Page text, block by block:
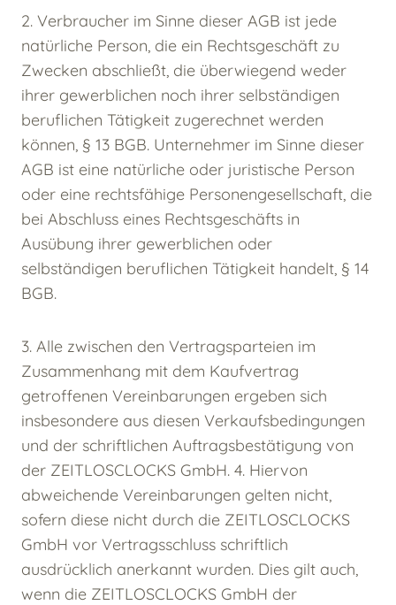
2. Verbraucher im Sinne dieser AGB ist jede
natürliche Person, die ein Rechtsgeschäft zu
Zwecken abschließt, die überwiegend weder
ihrer gewerblichen noch ihrer selbständigen
beruflichen Tätigkeit zugerechnet werden
können, § 13 BGB. Unternehmer im Sinne dieser
AGB ist eine natürliche oder juristische Person
oder eine rechtsfähige Personengesellschaft, die
bei Abschluss eines Rechtsgeschäfts in
Ausübung ihrer gewerblichen oder
selbständigen beruflichen Tätigkeit handelt, § 14
BGB.
3. Alle zwischen den Vertragsparteien im
Zusammenhang mit dem Kaufvertrag
getroffenen Vereinbarungen ergeben sich
insbesondere aus diesen Verkaufsbedingungen
und der schriftlichen Auftragsbestätigung von
der ZEITLOSCLOCKS GmbH. 4. Hiervon
abweichende Vereinbarungen gelten nicht,
sofern diese nicht durch die ZEITLOSCLOCKS
GmbH vor Vertragsschluss schriftlich
ausdrücklich anerkannt wurden. Dies gilt auch,
wenn die ZEITLOSCLOCKS GmbH der